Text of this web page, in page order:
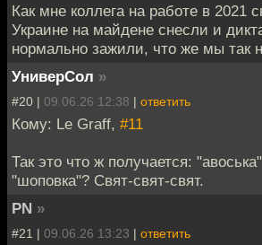
Как мне коллега на работе в 2021
Украине на майдене снесли и
нормально зажили, что же мы так
УниверСол »
#20 | 09.06.26 12:38 | ответить
Кому: Le Graff, #11
Так это что ж получается:
"шоповка"? Свят-свят-свят.
PN »
#21 | 09.06.26 13:23 | ответить